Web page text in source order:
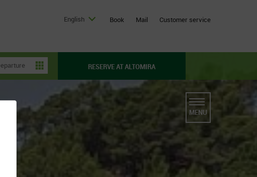
English Book Mail Customer service
RESERVE AT ALTOMIRA
MENU